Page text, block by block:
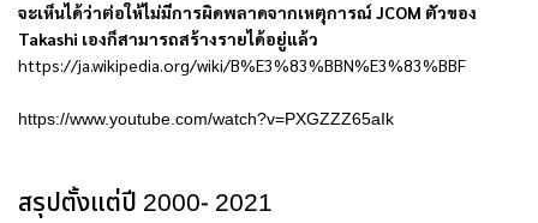
จะเห็นได้ว่าต่อให้ไม่มีการผิดพลาดจากเหตุการณ์JCOM ตัวของ
Takashi เองก็สามารถสร้างรายได้อยู่แล้ว
https://ja.wikipedia.org/wiki/B%E3%83%BBN%E3%83%BBF
https://www.youtube.com/watch?v=PXGZZZ65aIk
สรุปตั้งแต่ปี 2000- 2021